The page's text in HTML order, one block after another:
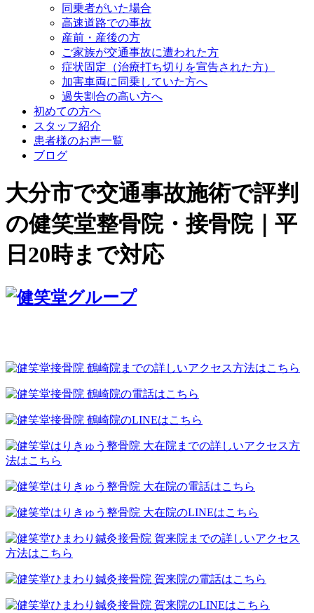
同乗者がいた場合
高速道路での事故
産前・産後の方
ご家族が交通事故に遭われた方
症状固定（治療打ち切りを宣告された方）
加害車両に同乗していた方へ
過失割合の高い方へ
初めての方へ
スタッフ紹介
患者様のお声一覧
ブログ
大分市で交通事故施術で評判
の健笑堂整骨院・接骨院｜平
日20時まで対応